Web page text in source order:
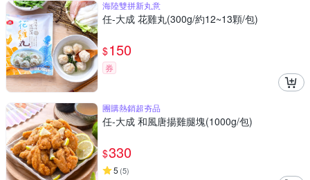
海陸雙拼新丸意
任-大成 花雞丸(300g/約12~13顆/包)
$150
券
團購熱銷超夯品
任-大成 和風唐揚雞腿塊(1000g/包)
$330
5 (5)